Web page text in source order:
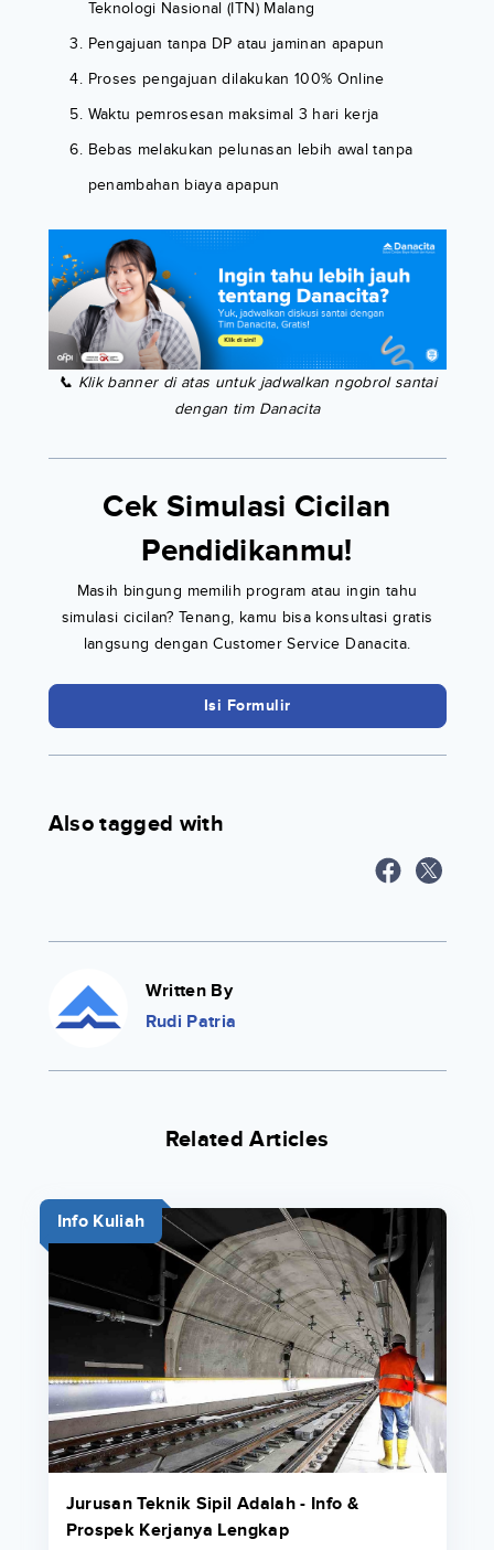
Teknologi Nasional (ITN) Malang
Pengajuan tanpa DP atau jaminan apapun
Proses pengajuan dilakukan 100% Online
Waktu pemrosesan maksimal 3 hari kerja
Bebas melakukan pelunasan lebih awal tanpa
penambahan biaya apapun
📞 Klik banner di atas untuk jadwalkan ngobrol santai
dengan tim Danacita
Cek Simulasi Cicilan
Pendidikanmu!
Masih bingung memilih program atau ingin tahu
simulasi cicilan? Tenang, kamu bisa konsultasi gratis
langsung dengan Customer Service Danacita.
Isi Formulir
Also tagged with
Written By
Rudi Patria
Related Articles
Info Kuliah
Jurusan Teknik Sipil Adalah - Info &
Prospek Kerjanya Lengkap